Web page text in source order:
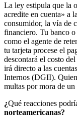
La ley estipula que la
acredite en cuenta» a
consumidor, la vía de
financiero. Tu banco o
como el agente de
tu tarjeta procese el
descontará el costo
irá directo a las
Internos (DGII).
multas por mora de un
¿Qué reacciones
norteamericanas?